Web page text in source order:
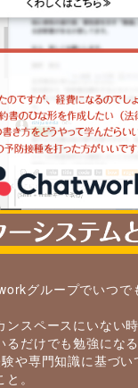
グループでいつで
ンスペースにいない時
るだけでも勉強になる
や専門知識に基づい
。